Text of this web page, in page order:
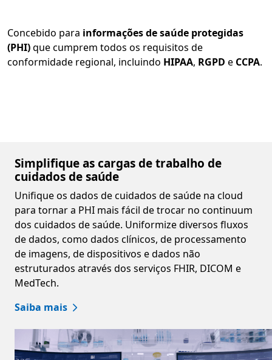
Concebido para informações de saúde protegidas
(PHI)que cumprem todos os requisitos de
conformidade regional, incluindo HIPAA, RGPD e CCPA.
Simplifique as cargas de trabalho de
cuidados de saúde
Unifique os dados de cuidados de saúde na cloud
para tornar a PHI mais fácil de trocar no continuum
dos cuidados de saúde. Uniformize diversos fluxos
de dados, como dados clínicos, de processamento
de imagens, de dispositivos e dados não
estruturados através dos serviços FHIR, DICOM e
MedTech.
Saiba mais